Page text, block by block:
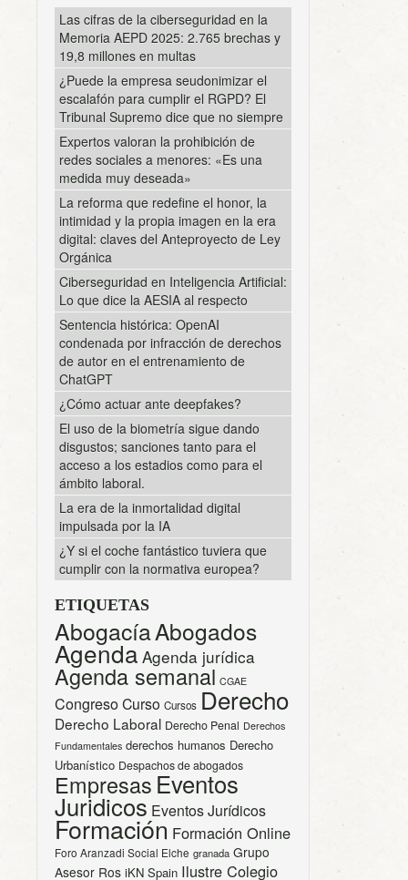
Las cifras de la ciberseguridad en la
Memoria AEPD 2025: 2.765 brechas y
19,8 millones en multas
¿Puede la empresa seudonimizar el
escalafón para cumplir el RGPD? El
Tribunal Supremo dice que no siempre
Expertos valoran la prohibición de
redes sociales a menores: «Es una
medida muy deseada»
La reforma que redefine el honor, la
intimidad y la propia imagen en la era
digital: claves del Anteproyecto de Ley
Orgánica
Ciberseguridad en Inteligencia Artificial:
Lo que dice la AESIA al respecto
Sentencia histórica: OpenAI
condenada por infracción de derechos
de autor en el entrenamiento de
ChatGPT
¿Cómo actuar ante deepfakes?
El uso de la biometría sigue dando
disgustos; sanciones tanto para el
acceso a los estadios como para el
ámbito laboral.
La era de la inmortalidad digital
impulsada por la IA
¿Y si el coche fantástico tuviera que
cumplir con la normativa europea?
ETIQUETAS
AbogacíaAbogados
Agenda Agenda jurídica
Agenda semanal CGAE
CongresoCurso Cursos Derecho
Derecho Laboral Derecho Penal Derechos
Fundamentales derechos humanos Derecho
Urbanístico Despachos de abogados
Empresas Eventos
Juridicos Eventos Jurídicos
Formación Formación Online
Foro Aranzadi Social Elche granada Grupo
Asesor Ros iKN Spain Ilustre Colegio